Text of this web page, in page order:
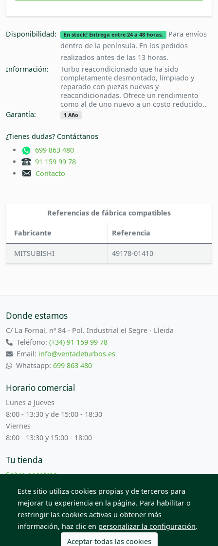
Disponibilidad: En stock! Entrega entre 24 a 48 horas.
Para envíos
dentro de la península. En los pedidos
realizados antes de las 13 horas.
Información:
Turbo reacondicionado que ha sido
completamente desmontado, limpiado y
reparado con piezas nuevas y
reacondicionadas. Ofrece un rendimiento
como al de uno nuevo a un costo reducido..
Garantía:
1 Año
¿Tienes dudas? Contáctanos
699 863 480
91 159 99 78
Contacto
Referencias de fábrica compatibles
Fabricante Referencia
MITSUBISHI 49178-01410
Donde estamos
C/ La Fornal, nº 84 - Pol. Industrial el Segre - Lleida
Teléfono:(+34) 91 159 99 78
Email: info@ventadeturbos.es
Whatsapp: 699 863 480
Horario comercial
Lunes a Jueves
8:00 - 13:30 y de 15:00 - 18:30
Viernes
8:00 - 13:30 y 15:00 - 18:00
Tu tienda
Sobre nosotros
Términos y condiciones
Contacta con nosotros
© 2026 Todos los derechos reservados. Venta de Piezas
2012 S.L.
Este sitio utiliza cookies propias y de terceros para
mejorar tu experiencia en la página. Para habilitar o
restringir las cookies activas u obtener más
información, haz clic en personalizar la configuración.
Aceptar todas las cookies